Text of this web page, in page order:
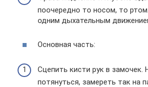
поочередно то носом, то
одним дыхательным
Основная часть:
Сцепить кисти рук в замочек.
потянуться, замереть так на